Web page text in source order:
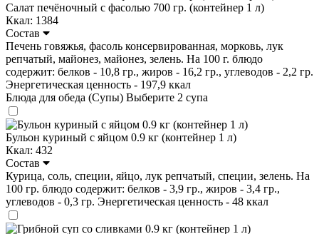
Салат печёночный с фасолью 700 гр. (контейнер 1 л)
Ккал: 1384
Состав
Печень говяжья, фасоль консервированная, морковь, лук
репчатый, майонез, майонез, зелень. На 100 г. блюдо
содержит: белков - 10,8 гр., жиров - 16,2 гр., углеводов - 2,2 гр.
Энергетическая ценность - 197,9 ккал
Блюда для обеда (Супы) Выберите 2 супа
Бульон куриный с яйцом 0.9 кг (контейнер 1 л)
Ккал: 432
Состав
Курица, соль, специи, яйцо, лук репчатый, специи, зелень. На
100 гр. блюдо содержит: белков - 3,9 гр., жиров - 3,4 гр.,
углеводов - 0,3 гр. Энергетическая ценность - 48 ккал